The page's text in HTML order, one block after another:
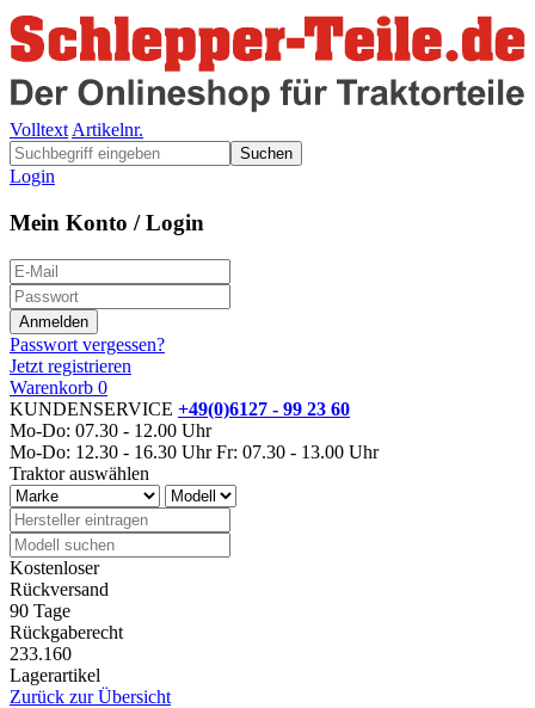
Volltext Artikelnr.
Suchen
Login
Mein Konto / Login
Passwort vergessen?
Jetzt registrieren
Warenkorb 0
KUNDENSERVICE +49(0)6127 - 99 23 60
Mo-Do: 07.30 - 12.00 Uhr
Mo-Do: 12.30 - 16.30 Uhr Fr: 07.30 - 13.00 Uhr
Traktor auswählen
Kostenloser
Rückversand
90 Tage
Rückgaberecht
233.160
Lagerartikel
Zurück zur Übersicht